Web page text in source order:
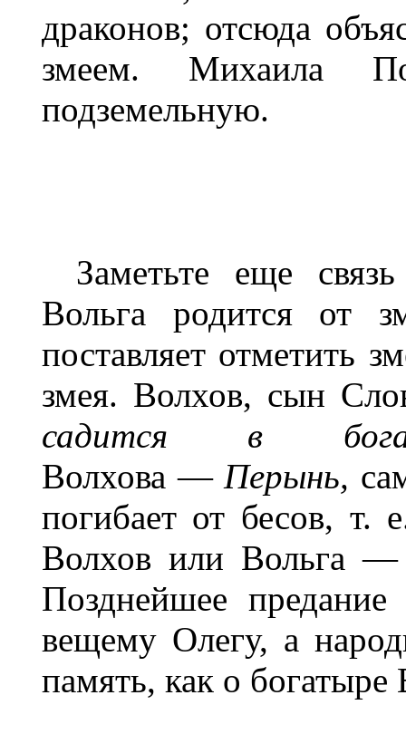
драконов; отсюда
змеем. Михаила
подземельную.
Заметьте еще
Вольга родится от
поставляет отметить
змея. Волхов, сын
садится в
Волхова —Перынь,
погибает от бесов, т.
Волхов или Вольга —
Позднейшее
вещему Олегу, а
память, как о богатыре